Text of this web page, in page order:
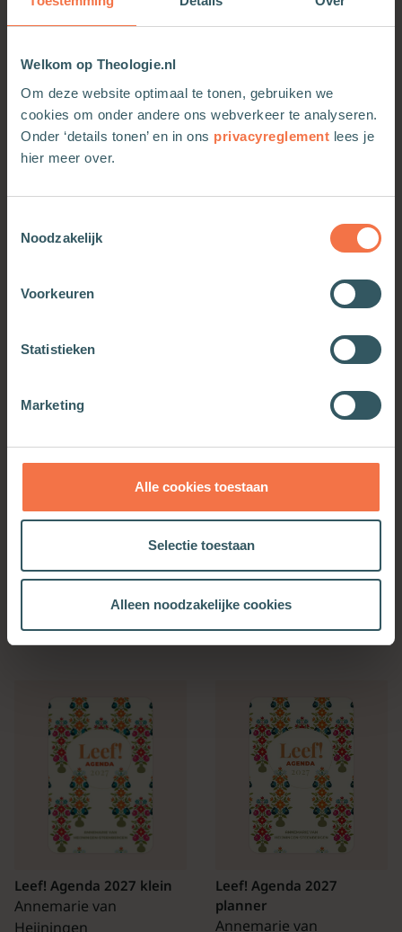
Welkom op Theologie.nl
Om deze website optimaal te tonen, gebruiken we
cookies om onder andere ons webverkeer te analyseren.
Onder ‘details tonen’ en in ons privacyreglement lees je
hier meer over.
Noodzakelijk
Voorkeuren
Statistieken
Marketing
Alle cookies toestaan
Selectie toestaan
Alleen noodzakelijke cookies
Neurowetenschapper Amishi Jha doet al twintig
jaar wetenschappelijk onderzoek naar aandacht.
cognitieve technieken op mensen die onder hoge
druk staan, zoals militairen, brandweerlieden,
studenten en topsporters. In dit boek deelt ze
voor het eerst de resultaten en onthult ze
praktische oefeningen waarmee we ons
slechts twaalf minuten per dag.
Bijbelse Dagkalender
Kerkenwerkagenda 2027
Leef! Agenda 2027 klein
Annemarie van
Heijningen
Leef! Agenda 2027
planner
Annemarie van